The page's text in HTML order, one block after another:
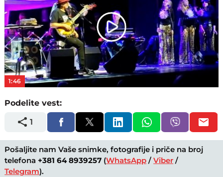
Play
Video
1:46
Podelite vest:
1
Pošaljite nam Vaše snimke, fotografije i priče na broj
telefona +381 64 8939257 (WhatsApp /Viber /
Telegram).